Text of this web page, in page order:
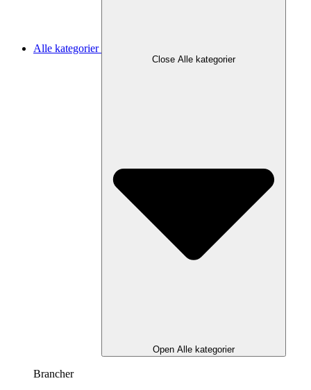
Alle kategorier
Close Alle kategorier
Open Alle kategorier
Brancher